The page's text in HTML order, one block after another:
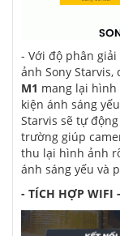
- Với độ phân
ảnh Sony Starvis,
M1 mang lại hình
kiện ánh sáng
Starvis sẽ tự
trường giúp
thu lại hình ảnh
ánh sáng yếu và
- TÍCH HỢP WIFI